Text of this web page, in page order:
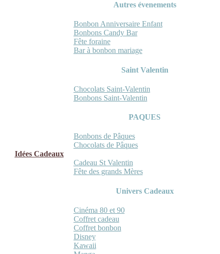
Autres évenements
Bonbon Anniversaire Enfant
Bonbons Candy Bar
Fête foraine
Bar à bonbon mariage
Saint Valentin
Chocolats Saint-Valentin
Bonbons Saint-Valentin
PAQUES
Bonbons de Pâques
Chocolats de Pâques
Idées Cadeaux
Cadeau St Valentin
Fête des grands Mères
Univers Cadeaux
Cinéma 80 et 90
Coffret cadeau
Coffret bonbon
Disney
Kawaii